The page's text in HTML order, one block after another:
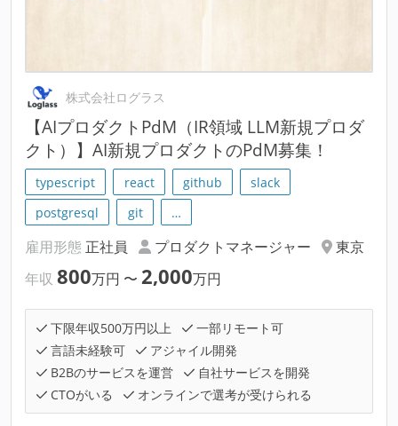
株式会社ログラス
【AIプロダクトPdM（IR領域 LLM新規プロダ
クト）】AI新規プロダクトのPdM募集！
typescript react github
slack
postgresql
git …
雇用形態 正社員 プロダクトマネージャー
東京
年収 800万円 〜 2,000万円
下限年収500万円以上
一部リモート可
言語未経験可
アジャイル開発
B2Bのサービスを運営
自社サービスを開発
CTOがいる
オンラインで選考が受けられる